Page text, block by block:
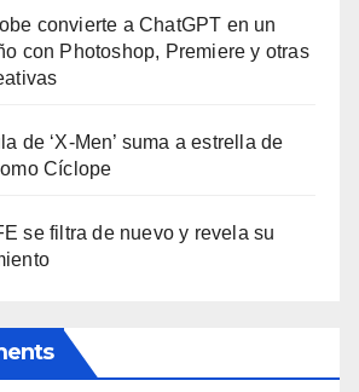
convierte a ChatGPT en un
con Photoshop, Premiere y otras
de ‘X-Men’ suma a estrella de
Cíclope
se filtra de nuevo y revela su